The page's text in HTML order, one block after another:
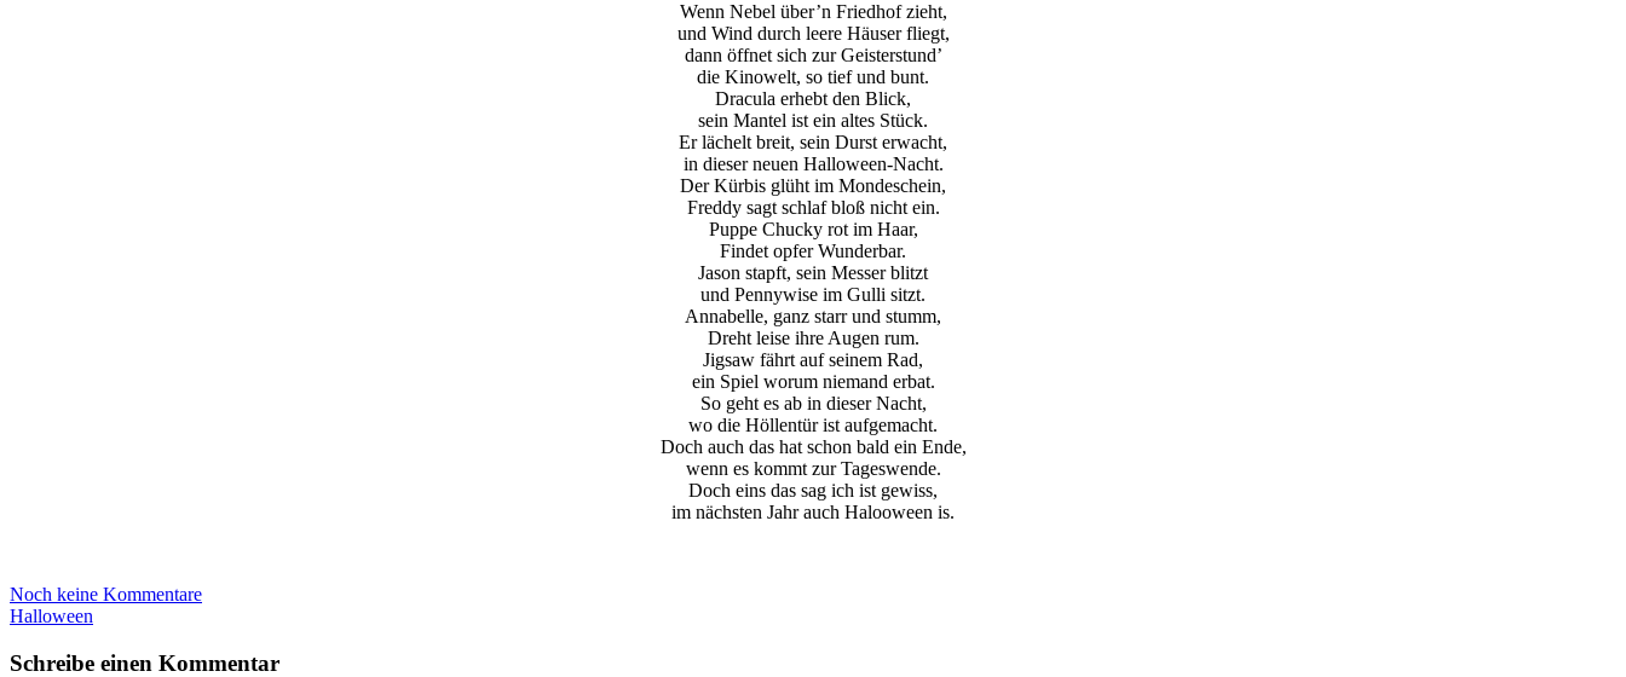
Wenn Nebel über’n Friedhof zieht,
und Wind durch leere Häuser fliegt,
dann öffnet sich zur Geisterstund’
die Kinowelt, so tief und bunt.
Dracula erhebt den Blick,
sein Mantel ist ein altes Stück.
Er lächelt breit, sein Durst erwacht,
in dieser neuen Halloween-Nacht.
Der Kürbis glüht im Mondeschein,
Freddy sagt schlaf bloß nicht ein.
Puppe Chucky rot im Haar,
Findet opfer Wunderbar.
Jason stapft, sein Messer blitzt
und Pennywise im Gulli sitzt.
Annabelle, ganz starr und stumm,
Dreht leise ihre Augen rum.
Jigsaw fährt auf seinem Rad,
ein Spiel worum niemand erbat.
So geht es ab in dieser Nacht,
wo die Höllentür ist aufgemacht.
Doch auch das hat schon bald ein Ende,
wenn es kommt zur Tageswende.
Doch eins das sag ich ist gewiss,
im nächsten Jahr auch Halooween is.
Noch keine Kommentare
Halloween
Schreibe einen Kommentar